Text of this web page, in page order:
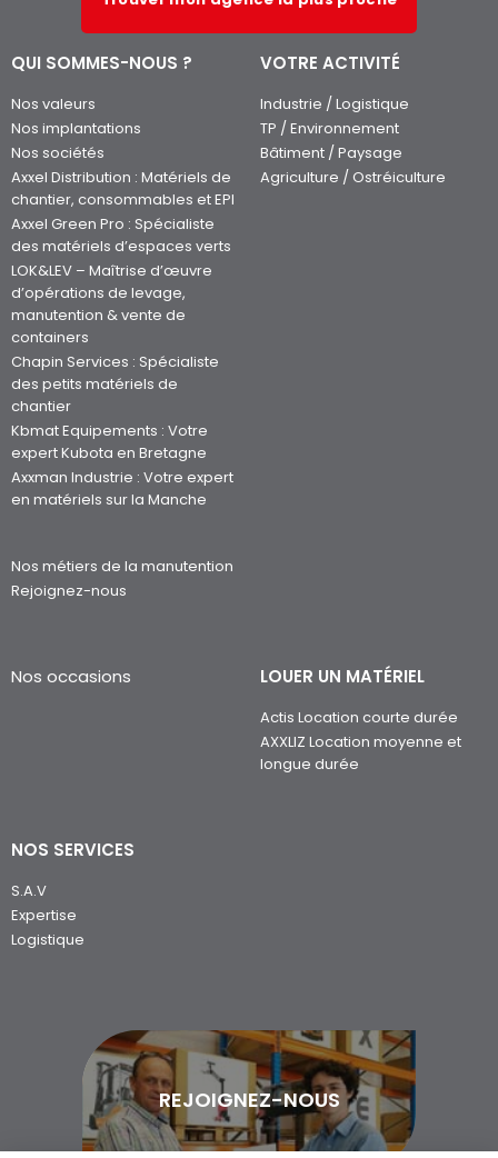
QUI SOMMES-NOUS ?
Nos valeurs
Nos implantations
Nos sociétés
Axxel Distribution : Matériels de
chantier, consommables et EPI
Axxel Green Pro : Spécialiste
des matériels d’espaces verts
LOK&LEV – Maîtrise d’œuvre
d’opérations de levage,
manutention & vente de
containers
Chapin Services : Spécialiste
des petits matériels de
chantier
Kbmat Equipements : Votre
expert Kubota en Bretagne
Axxman Industrie : Votre expert
en matériels sur la Manche
Nos métiers de la manutention
Rejoignez-nous
VOTRE ACTIVITÉ
Industrie / Logistique
TP / Environnement
Bâtiment / Paysage
Agriculture / Ostréiculture
Nos occasions LOUER UN MATÉRIEL
Actis Location courte durée
AXXLIZ Location moyenne et
longue durée
NOS SERVICES
S.A.V
Expertise
Logistique
REJOIGNEZ-NOUS